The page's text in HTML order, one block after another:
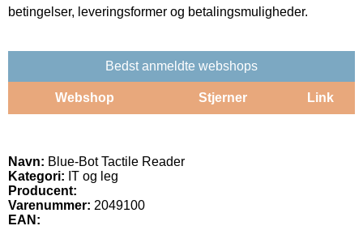
betingelser, leveringsformer og betalingsmuligheder.
Bedst anmeldte webshops
Webshop Stjerner Link
Navn: Blue-Bot Tactile Reader
Kategori: IT og leg
Producent:
Varenummer: 2049100
EAN: